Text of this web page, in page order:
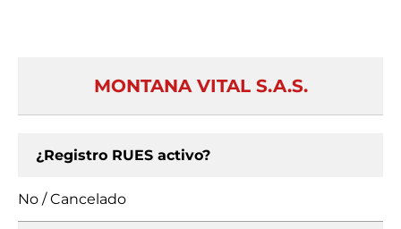
MONTANA VITAL S.A.S.
¿Registro RUES activo?
No / Cancelado